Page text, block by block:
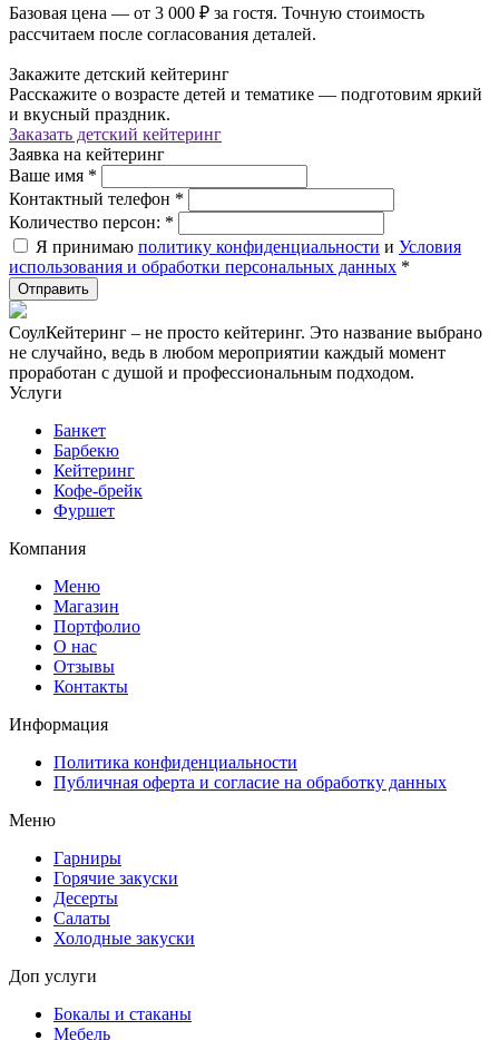
Базовая цена — от 3 000 ₽ за гостя. Точную стоимость
рассчитаем после согласования деталей.
Закажите детский кейтеринг
Расскажите о возрасте детей и тематике — подготовим яркий
и вкусный праздник.
Заказать детский кейтеринг
Заявка на кейтеринг
Ваше имя *
Контактный телефон *
Количество персон: *
Я принимаю политику конфиденциальности и Условия
использования и обработки персональных данных *
СоулКейтеринг – не просто кейтеринг. Это название выбрано
не случайно, ведь в любом мероприятии каждый момент
проработан с душой и профессиональным подходом.
Услуги
Банкет
Барбекю
Кейтеринг
Кофе-брейк
Фуршет
Компания
Меню
Магазин
Портфолио
О нас
Отзывы
Контакты
Информация
Политика конфиденциальности
Публичная оферта и согласие на обработку данных
Меню
Гарниры
Горячие закуски
Десерты
Салаты
Холодные закуски
Доп услуги
Бокалы и стаканы
Мебель